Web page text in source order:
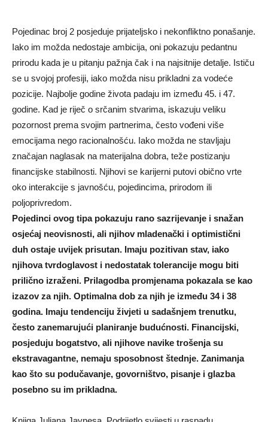
Pojedinac broj 2 posjeduje prijateljsko i nekonfliktno ponašanje.
Iako im možda nedostaje ambicija, oni pokazuju pedantnu
prirodu kada je u pitanju pažnja čak i na najsitnije detalje. Ističu
se u svojoj profesiji, iako možda nisu prikladni za vodeće
pozicije. Najbolje godine života padaju im između 45. i 47.
godine. Kad je riječ o srčanim stvarima, iskazuju veliku
pozornost prema svojim partnerima, često vođeni više
emocijama nego racionalnošću. Iako možda ne stavljaju
značajan naglasak na materijalna dobra, teže postizanju
financijske stabilnosti. Njihovi se karijerni putovi obično vrte
oko interakcije s javnošću, pojedincima, prirodom ili
poljoprivredom.
Pojedinci ovog tipa pokazuju rano sazrijevanje i snažan
osjećaj neovisnosti, ali njihov mladenački i optimistični
duh ostaje uvijek prisutan. Imaju pozitivan stav, iako
njihova tvrdoglavost i nedostatak tolerancije mogu biti
prilično izraženi. Prilagodba promjenama pokazala se kao
izazov za njih. Optimalna dob za njih je između 34 i 38
godina. Imaju tendenciju živjeti u sadašnjem trenutku,
često zanemarujući planiranje budućnosti. Financijski,
posjeduju bogatstvo, ali njihove navike trošenja su
ekstravagantne, nemaju sposobnost štednje. Zanimanja
kao što su podučavanje, govorništvo, pisanje i glazba
posebno su im prikladna.